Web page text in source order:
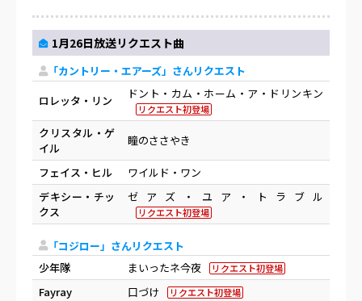
1月26日放送リクエスト曲
「カントリー・エアーズ」さんリクエスト
ロレッタ・リン
ドント・カム・ホーム・ア・ドリンキン
リクエスト初登場
クリスタル・ゲ
イル
瞳のささやき
フェイス・ヒル
ワイルド・ワン
デキシー・チッ
クス
ゼアズ・ユア・トラブル
リクエスト初登場
「コジロー」さんリクエスト
少年隊
まいったネ今夜 リクエスト初登場
Fayray 口づけ リクエスト初登場